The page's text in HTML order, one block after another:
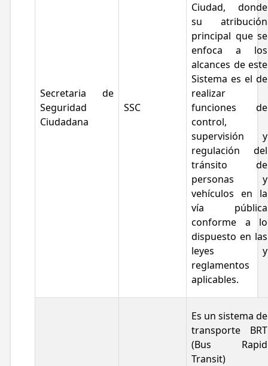
Secretaria de
Seguridad
Ciudadana
SSC
Ciudad, donde
su atribución
principal que se
enfoca a los
alcances de este
Sistema es el de
realizar
funciones de
control,
supervisión y
regulación del
tránsito de
personas y
vehículos en la
vía pública
conforme a lo
dispuesto en las
leyes y
reglamentos
aplicables.
Es un sistema de
transporte BRT
(Bus Rapid
Transit)